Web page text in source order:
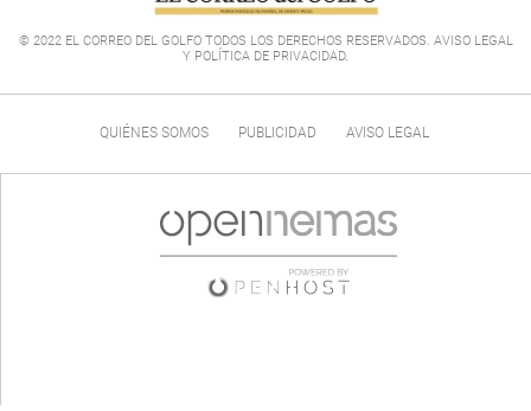
© 2022 EL CORREO DEL GOLFO TODOS LOS DERECHOS RESERVADOS. AVISO LEGAL
Y POLÍTICA DE PRIVACIDAD.
QUIÉNES SOMOS PUBLICIDAD AVISO LEGAL